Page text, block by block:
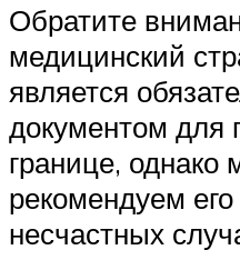
Обратите
медицинский
является
документом для
границе, однако
рекомендуем
несчастных